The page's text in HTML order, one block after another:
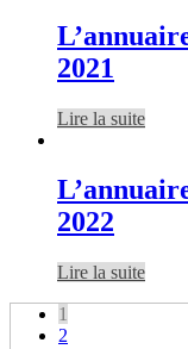
2021
Lire la suite
2022
Lire la suite
1
2